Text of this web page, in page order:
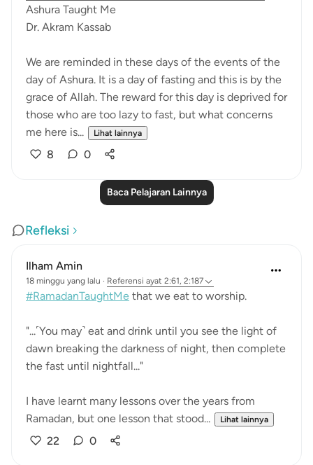
Ashura Taught Me
Dr. Akram Kassab
We are reminded in these days of the events of the
day of Ashura. It is a day of fasting and this is by the
grace of Allah. The reward for this day is deprived for
those who are too lazy to fast, but what concerns
me here is...
Lihat lainnya
8 0
Baca Pelajaran Lainnya
Refleksi
Ilham Amin
18 minggu yang lalu · Referensi ayat 2:61, 2:187
#RamadanTaughtMe that we eat to worship.
"...˹You may˺ eat and drink until you see the light of
dawn breaking the darkness of night, then complete
the fast until nightfall..."
I have learnt many lessons over the years from
Ramadan, but one lesson that stood...
Lihat lainnya
22 0